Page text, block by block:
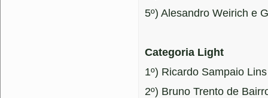
5º) Alesandro Weirich e
Categoria Light
1º) Ricardo Sampaio
2º) Bruno Trento de